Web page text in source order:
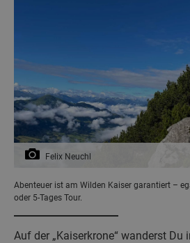
Felix Neuchl
Abenteuer ist am Wilden Kaiser garantiert –
oder 5-Tages Tour.
Auf der „Kaiserkrone“ wanderst